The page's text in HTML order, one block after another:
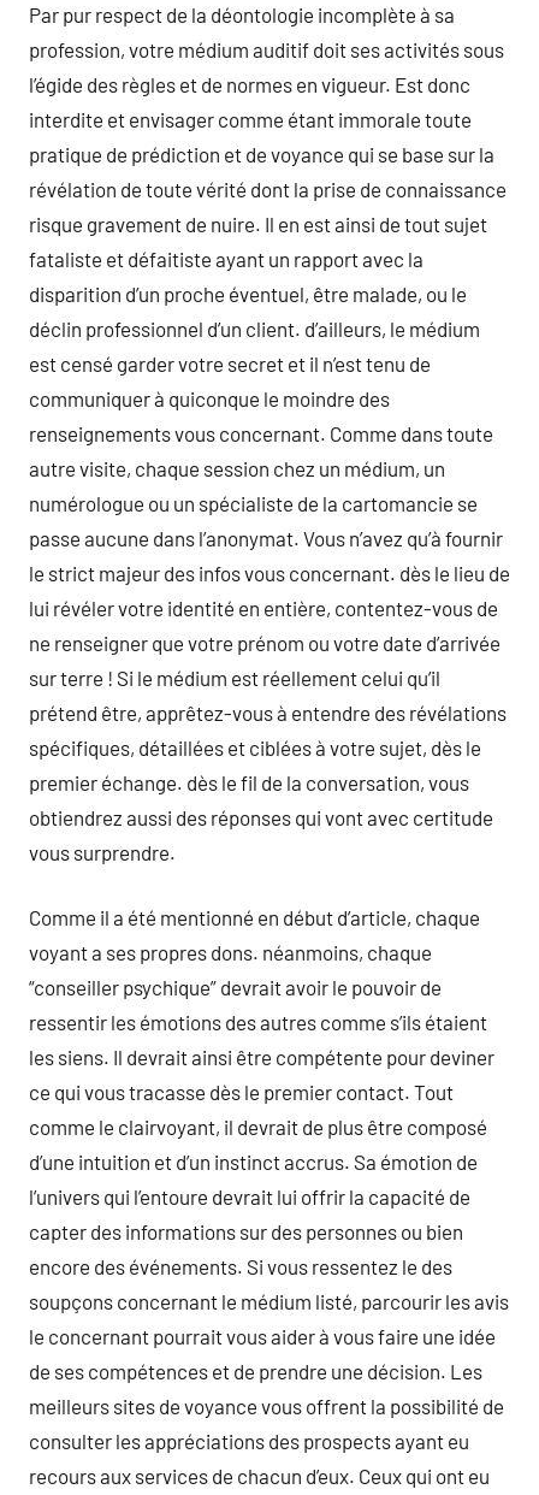
Par pur respect de la déontologie incomplète à sa
profession, votre médium auditif doit ses activités sous
l’égide des règles et de normes en vigueur. Est donc
interdite et envisager comme étant immorale toute
pratique de prédiction et de voyance qui se base sur la
révélation de toute vérité dont la prise de connaissance
risque gravement de nuire. Il en est ainsi de tout sujet
fataliste et défaitiste ayant un rapport avec la
disparition d’un proche éventuel, être malade, ou le
déclin professionnel d’un client. d’ailleurs, le médium
est censé garder votre secret et il n’est tenu de
communiquer à quiconque le moindre des
renseignements vous concernant. Comme dans toute
autre visite, chaque session chez un médium, un
numérologue ou un spécialiste de la cartomancie se
passe aucune dans l’anonymat. Vous n’avez qu’à fournir
le strict majeur des infos vous concernant. dès le lieu de
lui révéler votre identité en entière, contentez-vous de
ne renseigner que votre prénom ou votre date d’arrivée
sur terre ! Si le médium est réellement celui qu’il
prétend être, apprêtez-vous à entendre des révélations
spécifiques, détaillées et ciblées à votre sujet, dès le
premier échange. dès le fil de la conversation, vous
obtiendrez aussi des réponses qui vont avec certitude
vous surprendre.
Comme il a été mentionné en début d’article, chaque
voyant a ses propres dons. néanmoins, chaque
“conseiller psychique” devrait avoir le pouvoir de
ressentir les émotions des autres comme s’ils étaient
les siens. Il devrait ainsi être compétente pour deviner
ce qui vous tracasse dès le premier contact. Tout
comme le clairvoyant, il devrait de plus être composé
d’une intuition et d’un instinct accrus. Sa émotion de
l’univers qui l’entoure devrait lui offrir la capacité de
capter des informations sur des personnes ou bien
encore des événements. Si vous ressentez le des
soupçons concernant le médium listé, parcourir les avis
le concernant pourrait vous aider à vous faire une idée
de ses compétences et de prendre une décision. Les
meilleurs sites de voyance vous offrent la possibilité de
consulter les appréciations des prospects ayant eu
recours aux services de chacun d’eux. Ceux qui ont eu